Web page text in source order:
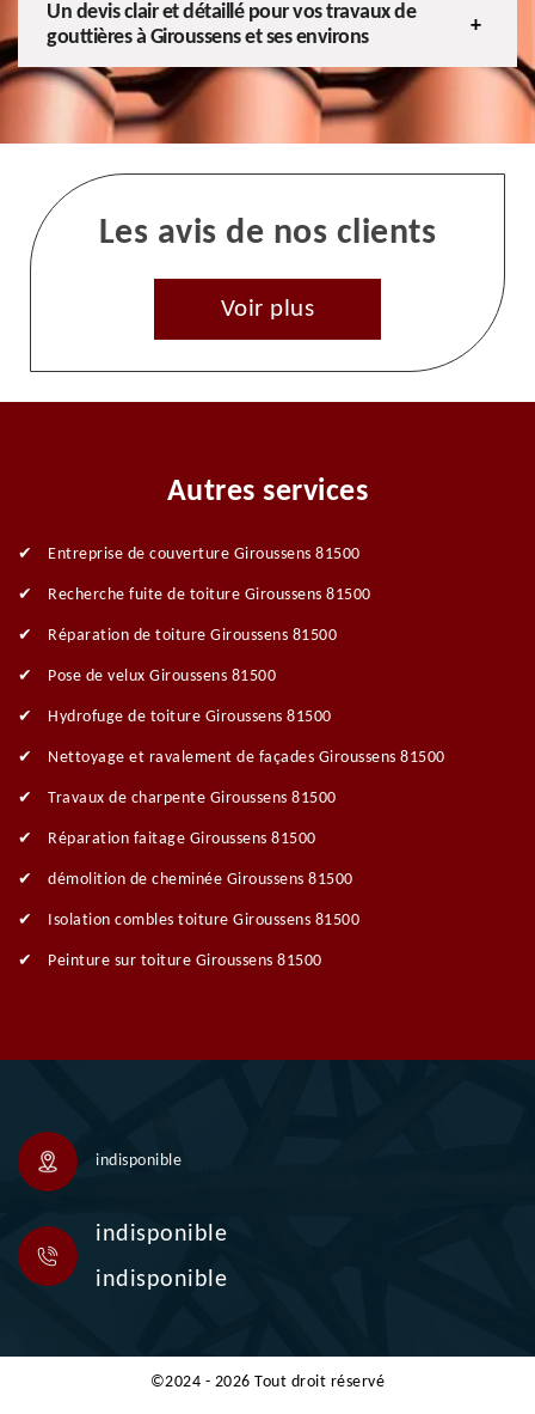
Un devis clair et détaillé pour vos travaux de
gouttières à Giroussens et ses environs
Les avis de nos clients
Voir plus
Autres services
Entreprise de couverture Giroussens 81500
Recherche fuite de toiture Giroussens 81500
Réparation de toiture Giroussens 81500
Pose de velux Giroussens 81500
Hydrofuge de toiture Giroussens 81500
Nettoyage et ravalement de façades Giroussens 81500
Travaux de charpente Giroussens 81500
Réparation faitage Giroussens 81500
démolition de cheminée Giroussens 81500
Isolation combles toiture Giroussens 81500
Peinture sur toiture Giroussens 81500
indisponible
indisponible
indisponible
©2024 - 2026 Tout droit réservé